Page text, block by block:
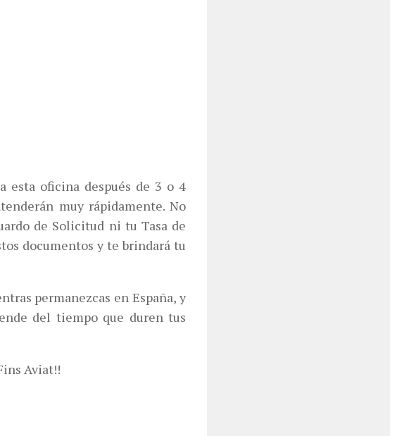
esta oficina después de 3 o 4
muy rápidamente. No
de Solicitud ni tu Tasa de
documentos y te brindará tu
permanezcas en España, y
del tiempo que duren tus
Aviat!!